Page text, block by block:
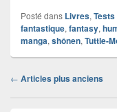
Posté dans Livres, Tests
fantastique, fantasy,
manga, shônen, Tuttle-
Navigation
← Articles plus anciens